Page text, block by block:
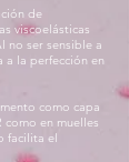
de
viscoelásticas
no ser sensible a
a la perfección en
como capa
en muelles
facilita el